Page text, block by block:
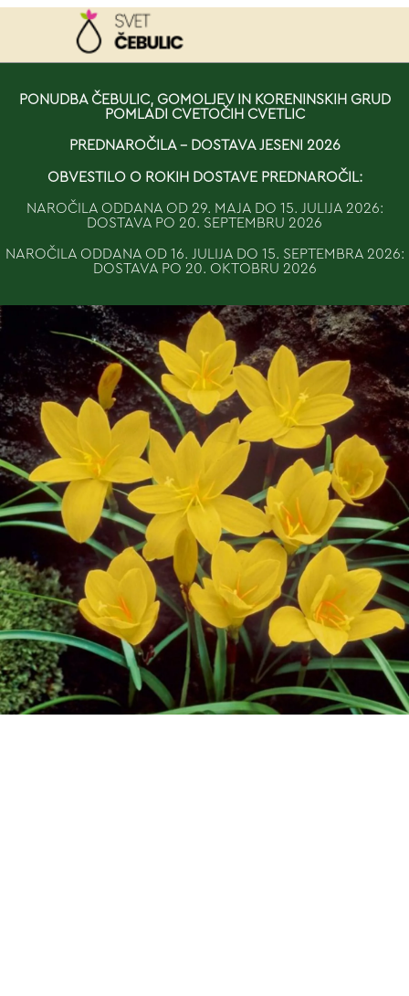
VAŠA KOŠARICA JE
PONUDBA ČEBULIC, GOMOLJEV IN KORENINSKIH GRUD
POMLADI CVETOČIH CVETLIC
PREDNAROČILA - DOSTAVA JESENI 2026
OBVESTILO O ROKIH DOSTAVE PREDNAROČIL:
NAROČILA ODDANA OD 29. MAJA DO 15. JULIJA 2026:
DOSTAVA PO 20. SEPTEMBRU 2026
NAROČILA ODDANA OD 16. JULIJA DO 15. SEPTEMBRA 2026:
DOSTAVA PO 20. OKTOBRU 2026